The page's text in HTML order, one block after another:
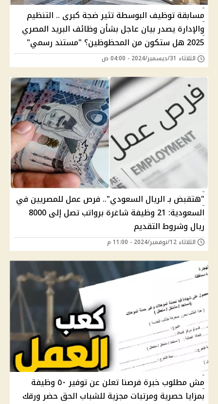
مسابقة توظيف البوسطة تثير ضجة كبرى .. التنظيم
والإدارة يصدر بيان عاجل بشأن وظائف البريد المصري
2025 هل ستكون من المحظوظين؟ "مستند رسمي"
الثلاثاء 31/ديسمبر/2024 - 04:00 ص
"هتقبض بـ الريال السعودي".. فرص عمل للمصريين في
السعودية: 21 وظيفة شاغرة برواتب تصل إلى 8000
ريال وشروط التقديم
الثلاثاء 12/نوفمبر/2024 - 11:00 م
مش مطلوب خبرة فرصنا تعلن عن توفير ٥٠ وظيفة
بمزايا حصرية ومرتبات مجزية للشباب الحق حضر ورقك